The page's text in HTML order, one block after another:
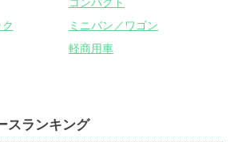
ミニバン／ワゴン
軽商用車
スランキング